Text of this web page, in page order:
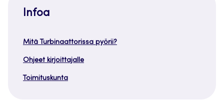
Infoa
Mitä Turbinaattorissa pyörii?
Ohjeet kirjoittajalle
Toimituskunta